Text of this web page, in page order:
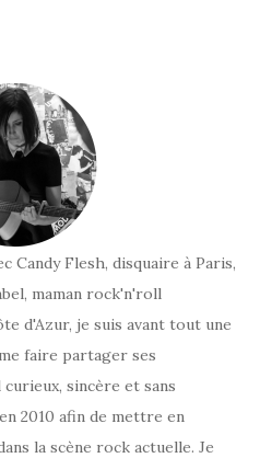
Candy Flesh, disquaire à Paris,
maman rock'n'roll
d'Azur, je suis avant tout une
faire partager ses
sincère et sans
2010 afin de mettre en
la scène rock actuelle. Je